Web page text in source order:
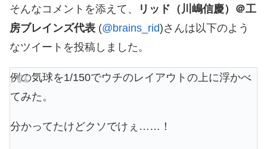
そんなコメントを添えて、
リッド（川嶋信慶）＠工
房ブレインズ代表 (@brains_rid)さんは以下のよう
なツイートを投稿しました。
例の気球を1/150でウチのレイアウトの上に浮かべ
てみた。
分かってたけどクソでけぇ……！